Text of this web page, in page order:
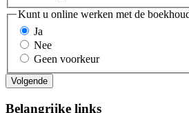
Kunt u online werken met de
Ja
Nee
Geen voorkeur
Belangrijke links